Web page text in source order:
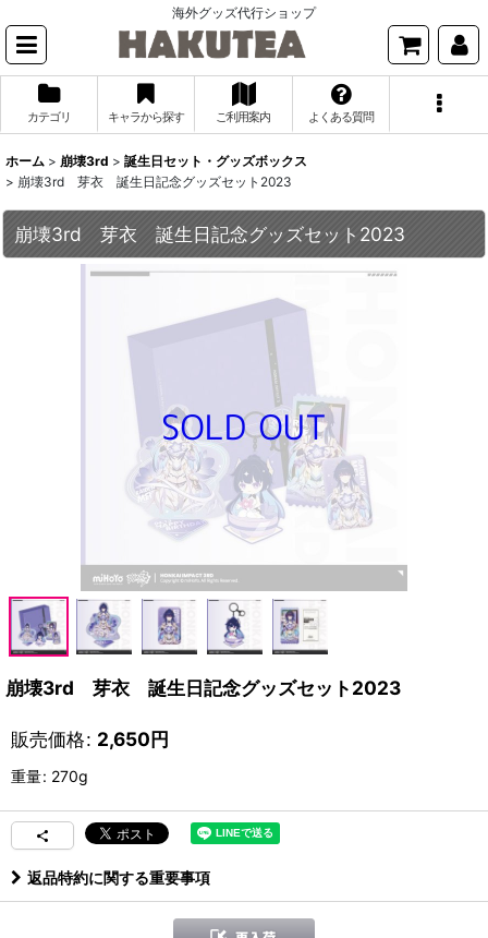
海外グッズ代行ショップ
カテゴリ キャラから探す ご利用案内 よくある質問
ホーム > 崩壊3rd > 誕生日セット・グッズボックス
> 崩壊3rd 芽衣 誕生日記念グッズセット2023
崩壊3rd 芽衣 誕生日記念グッズセット2023
崩壊3rd 芽衣 誕生日記念グッズセット2023
販売価格: 2,650円
重量: 270g
返品特約に関する重要事項